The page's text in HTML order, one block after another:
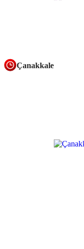
Çanakkale